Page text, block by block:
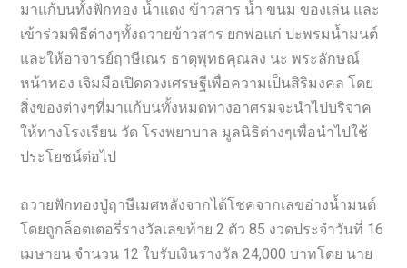
มาแก้บนทั้งฟักทอง น้ำแดง ข้าวสาร น้ำ ขนม ของเล่น และ
เข้าร่วมพิธีต่างๆทั้งถวายข้าวสาร ยกพ่อแก่ ปะพรมน้ำมนต์
และให้อาจารย์ฤาษีเณร ธาตุพุทธคุณลง นะ พระลักษณ์
หน้าทอง เจิมมือเปิดดวงเศรษฐีเพื่อความเป็นสิริมงคล โดย
สิ่งของต่างๆที่มาแก้บนทั้งหมดทางอาศรมจะนำไปบริจาค
ให้ทางโรงเรียน วัด โรงพยาบาล มูลนิธิต่างๆเพื่อนำไปใช้
ประโยชน์ต่อไป
ถวายฟักทองปู่ฤาษีเมศหลังจากได้โชคจากเลขอ่างน้ำมนต์
โดยถูกล็อตเตอรี่รางวัลเลขท้าย 2 ตัว 85 งวดประจำวันที่ 16
เมษายน จำนวน 12 ใบรับเงินรางวัล 24,000 บาทโดย นาย